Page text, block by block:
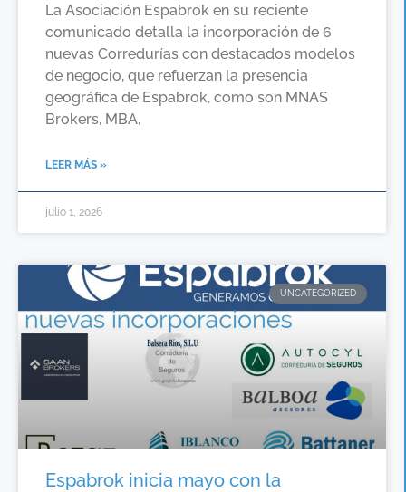
La Asociación Espabrok en su reciente
comunicado detalla la incorporación de 6
nuevas Corredurías con destacados modelos
de negocio, que refuerzan la presencia
geográfica de Espabrok, como son MNAS
Brokers, MBA,
LEER MÁS »
julio 1, 2026
UNCATEGORIZED
Espabrok inicia mayo con la